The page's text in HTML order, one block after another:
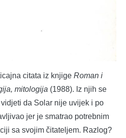
citata iz knjige Roman i
mitologija (1988). Iz njih se
da Solar nije uvijek i po
jer je smatrao potrebnim
sa svojim čitateljem. Razlog?